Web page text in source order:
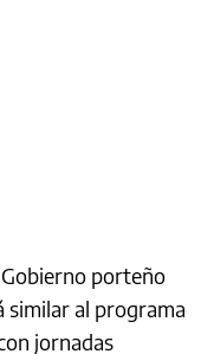
Gobierno porteño
similar al programa
jornadas